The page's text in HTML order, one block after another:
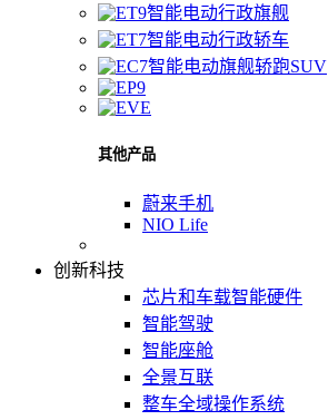
智能电动行政旗舰
智能电动行政轿车
智能电动旗舰轿跑SUV
其他产品
蔚来手机
NIO Life
创新科技
芯片和车载智能硬件
智能驾驶
智能座舱
全景互联
整车全域操作系统